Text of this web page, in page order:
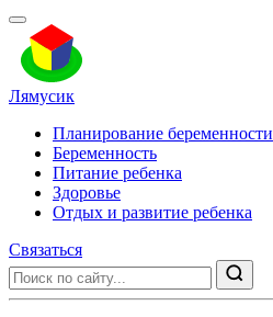
Лямусик
Планирование беременности
Беременность
Питание ребенка
Здоровье
Отдых и развитие ребенка
Связаться